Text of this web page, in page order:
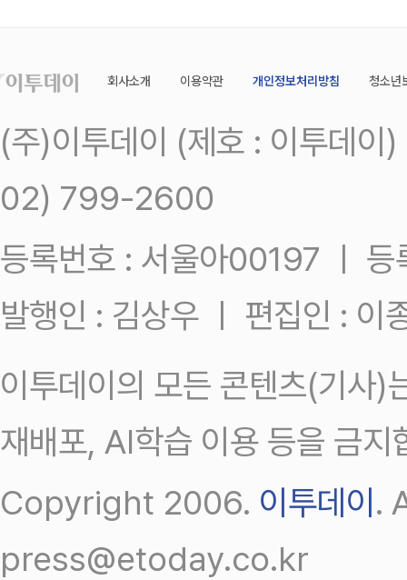
회사소개 이용약관 개인정보처리방침 청소년
(주)이투데이 (제호 : 이투데
02) 799-2600
등록번호 : 서울아00197 ㅣ
발행인 : 김상우 ㅣ 편집인 : 이
이투데이의 모든 콘텐츠(기사)
재배포, AI학습 이용 등을 금지
Copyright 2006. 이투데이.
press@etoday.co.kr